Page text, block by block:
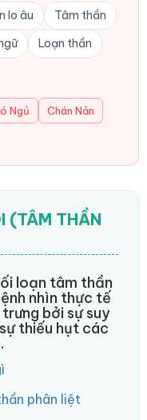
lo âu
Tâm thần
Loạn thần
Ngủ
Chán Nản
(TÂM THẦN
loạn tâm thần
nhìn thực tế
bởi sự suy
thiếu hụt các
phân liệt